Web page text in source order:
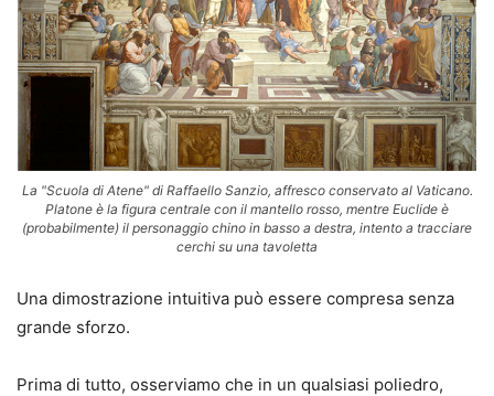
La "Scuola di Atene" di Raffaello Sanzio, affresco conservato al Vaticano.
Platone è la figura centrale con il mantello rosso, mentre Euclide è
(probabilmente) il personaggio chino in basso a destra, intento a tracciare
cerchi su una tavoletta
Una dimostrazione intuitiva può essere compresa senza
grande sforzo.
Prima di tutto, osserviamo che in un qualsiasi poliedro,